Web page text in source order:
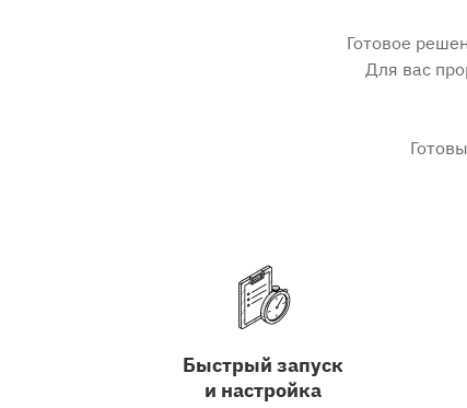
Готовое
Для вас
Быстрый запуск
и настройка